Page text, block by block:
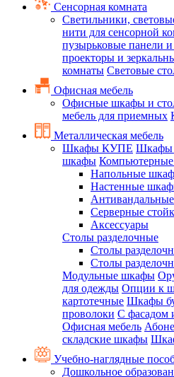
Сенсорная комната
Светильники,
нити для сенсорной
пузырьковые панели
проекторы и
комнаты Световые
Офисная мебель
Офисные шкафы и
мебель для приемных
Металлическая мебель
Шкафы КУПЕ Шкафы
шкафы
Напольные
Настенные
Серверные
Аксессуары
Столы разделочные
Столы
Столы
Модульные шкафы
для одежды Опции к
картотечные Шкафы
проволоки С
Офисная мебель
складские шкафы
Учебно-наглядные
Дошкольное